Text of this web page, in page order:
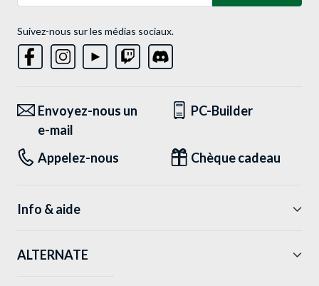
Suivez-nous sur les médias sociaux.
Envoyez-nous un
e-mail
PC-Builder
Appelez-nous Chèque cadeau
Info & aide
ALTERNATE